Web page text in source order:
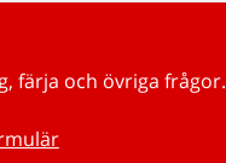
färja och övriga frågor.